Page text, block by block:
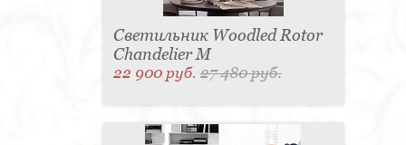
Светильник Woodled Rotor
Chandelier M
22 900 руб.27 480 руб.